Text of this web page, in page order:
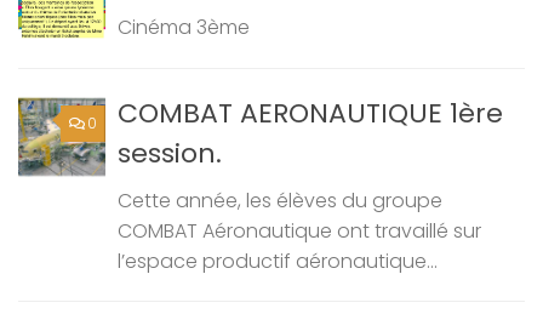
Cinéma 3ème
0
COMBAT AERONAUTIQUE 1ère
session.
Cette année, les élèves du groupe
COMBAT Aéronautique ont travaillé sur
l’espace productif aéronautique...